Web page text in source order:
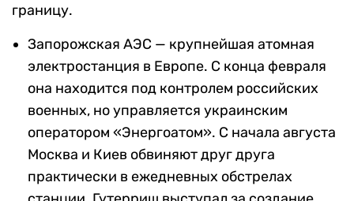
границу.
Запорожская АЭС — крупнейшая атомная
электростанция в Европе. С конца февраля
она находится под контролем российских
военных, но управляется украинским
оператором «Энергоатом». С начала августа
Москва и Киев обвиняют друг друга
практически в ежедневных обстрелах